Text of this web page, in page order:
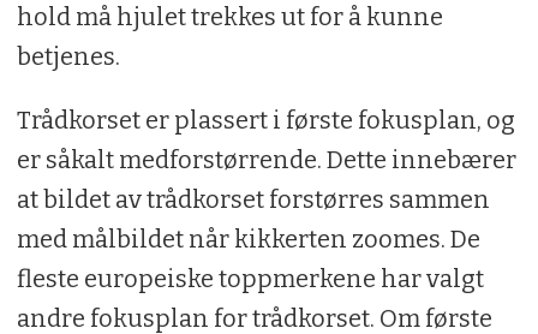
hold må hjulet trekkes ut for å kunne
betjenes.
Trådkorset er plassert i første fokusplan, og
er såkalt medforstørrende. Dette innebærer
at bildet av trådkorset forstørres sammen
med målbildet når kikkerten zoomes. De
fleste europeiske toppmerkene har valgt
andre fokusplan for trådkorset. Om første